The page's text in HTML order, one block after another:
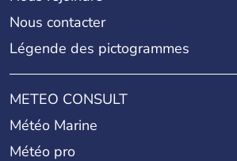
Nous contacter
Légende des pictogrammes
METEO CONSULT
Météo Marine
Météo pro